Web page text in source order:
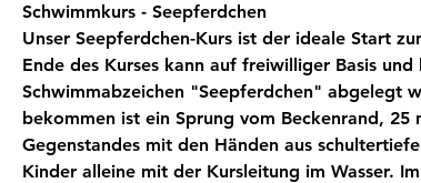
n
t
a
m
:
3
1
Schwimmkurs - Seepferdchen
Unser Seepferdchen-Kurs ist der ideale Start
Ende des Kurses kann auf freiwilliger Basis
Schwimmabzeichen "Seepferdchen" abgelegt
bekommen ist ein Sprung vom Beckenrand, 25
Gegenstandes mit den Händen aus
Kinder alleine mit der Kursleitung im Wasser.